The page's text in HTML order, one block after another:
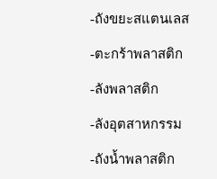
-ถังขยะสแตนเลส
-ตะกร้าพลาสติก
-ลังพลาสติก
-ลังอุตสาหกรรม
-ถังน้ำพลาสติก